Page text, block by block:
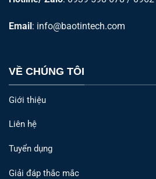
Email : info@baotintech.com
VỀ CHÚNG TÔI
Giới thiệu
Liên hệ
Tuyển dụng
Giải đáp thắc mắc